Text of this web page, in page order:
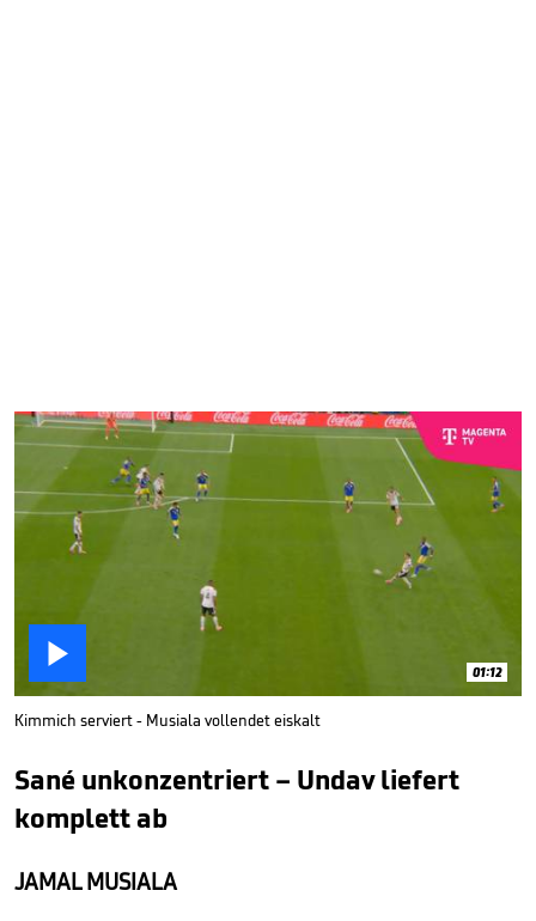
 01:12
Kimmich serviert - Musiala vollendet eiskalt
Sané unkonzentriert – Undav liefert
komplett ab
JAMAL MUSIALA